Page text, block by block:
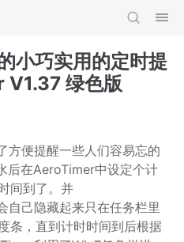
小巧实用的定时提
绿色版
方便提醒一些人们容易忘的
后在AeroTimer中设定个计
间到了。并
自己隐藏起来只在任务栏里
条，直到计时时间到后根据